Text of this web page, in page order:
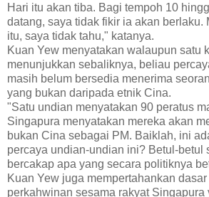
Hari itu akan tiba. Bagi tempoh 10
datang, saya tidak fikir ia akan berlaku.
itu, saya tidak tahu," katanya.
Kuan Yew menyatakan walaupun satu
menunjukkan sebaliknya, beliau
masih belum bersedia menerima
yang bukan daripada etnik Cina.
"Satu undian menyatakan 90 peratus
Singapura menyatakan mereka akan
bukan Cina sebagai PM. Baiklah, ini
percaya undian-undian ini? Betul-betul
bercakap apa yang secara politiknya
Kuan Yew juga mempertahankan
perkahwinan sesama rakyat